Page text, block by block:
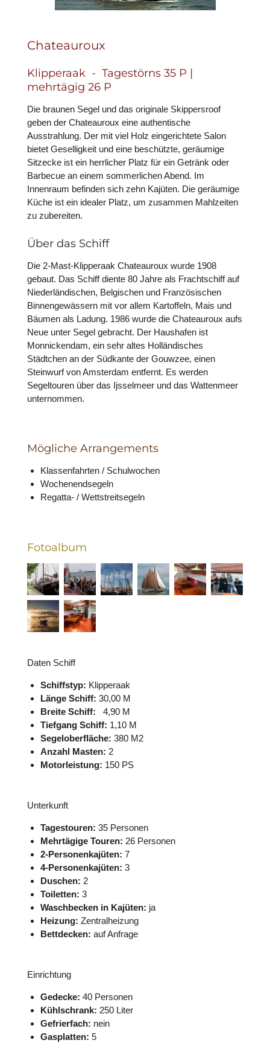
Chateauroux
Klipperaak - Tagestörns 35 P |
mehrtägig 26 P
Die braunen Segel und das originale Skippersroof
geben der Chateauroux eine authentische
Ausstrahlung. Der mit viel Holz eingerichtete Salon
bietet Geselligkeit und eine beschützte, geräumige
Sitzecke ist ein herrlicher Platz für ein Getränk oder
Barbecue an einem sommerlichen Abend. Im
Innenraum befinden sich zehn Kajüten. Die geräumige
Küche ist ein idealer Platz, um zusammen Mahlzeiten
zu zubereiten.
Über das Schiff
Die 2-Mast-Klipperaak Chateauroux wurde 1908
gebaut. Das Schiff diente 80 Jahre als Frachtschiff auf
Niederländischen, Belgischen und Französischen
Binnengewässern mit vor allem Kartoffeln, Mais und
Bäumen als Ladung. 1986 wurde die Chateauroux aufs
Neue unter Segel gebracht. Der Haushafen ist
Monnickendam, ein sehr altes Holländisches
Städtchen an der Südkante der Gouwzee, einen
Steinwurf von Amsterdam entfernt. Es werden
Segeltouren über das Ijsselmeer und das Wattenmeer
unternommen.
Mögliche Arrangements
Klassenfahrten / Schulwochen
Wochenendsegeln
Regatta- / Wettstreitsegeln
Fotoalbum
Daten Schiff
Schiffstyp: Klipperaak
Länge Schiff: 30,00 M
Breite Schiff: 4,90 M
Tiefgang Schiff: 1,10 M
Segeloberfläche: 380 M2
Anzahl Masten: 2
Motorleistung: 150 PS
Unterkunft
Tagestouren: 35 Personen
Mehrtägige Touren: 26 Personen
2-Personenkajüten: 7
4-Personenkajüten: 3
Duschen: 2
Toiletten: 3
Waschbecken in Kajüten: ja
Heizung: Zentralheizung
Bettdecken: auf Anfrage
Einrichtung
Gedecke: 40 Personen
Kühlschrank: 250 Liter
Gefrierfach: nein
Gasplatten: 5